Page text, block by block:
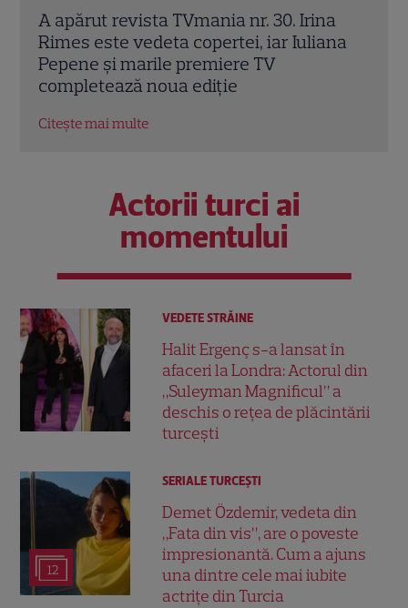
Irina Rimes dezvăluie „arma” din noul
sezon „Vocea României”. Butonul care
schimbă jocul: „L-am folosit cu plăcere”
EXCLUSIV
Citește mai multe
Actorii turci ai
momentului
VEDETE STRĂINE
Halit Ergenç s-a lansat în
afaceri la Londra: Actorul din
„Suleyman Magnificul” a
deschis o rețea de plăcintării
turcești
12
SERIALE TURCEŞTI
Demet Özdemir, vedeta din
„Fata din vis”, are o poveste
impresionantă. Cum a ajuns
una dintre cele mai iubite
actrițe din Turcia